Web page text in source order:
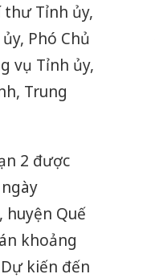
thư Tỉnh ủy,
Phó Chủ
vụ Tỉnh ủy,
Trung
2 được
huyện Quế
khoảng
kiến đến